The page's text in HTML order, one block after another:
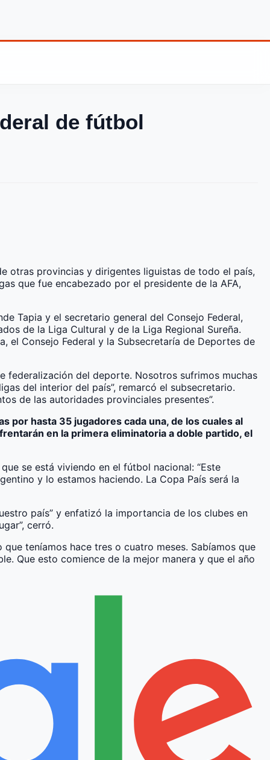
de fútbol
otras provincias y dirigentes liguistas de todo el país,
que fue encabezado por el presidente de la AFA,
Tapia y el secretario general del Consejo Federal,
de la Liga Cultural y de la Liga Regional Sureña.
el Consejo Federal y la Subsecretaría de Deportes de
federalización del deporte. Nosotros sufrimos muchas
del interior del país”, remarcó el subsecretario.
de las autoridades provinciales presentes”.
por hasta 35 jugadores cada una, de los cuales al
en la primera eliminatoria a doble partido, el
se está viviendo en el fútbol nacional: “Este
y lo estamos haciendo. La Copa País será la
país” y enfatizó la importancia de los clubes en
cerró.
teníamos hace tres o cuatro meses. Sabíamos que
Que esto comience de la mejor manera y que el año